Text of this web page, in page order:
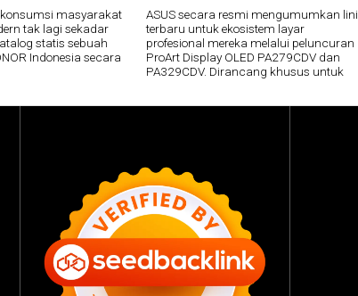
konsumsi masyarakat
tak lagi sekadar
statis sebuah
Indonesia secara
ASUS secara resmi mengumumkan lini
terbaru untuk ekosistem layar
profesional mereka melalui peluncuran
ProArt Display OLED PA279CDV dan
PA329CDV. Dirancang khusus untuk